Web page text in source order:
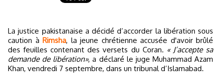
La justice pakistanaise a décidé d’accorder la libération sous
caution à Rimsha, la jeune chrétienne accusée d'avoir brûlé
des feuilles contenant des versets du Coran. « J’accepte sa
demande de libération», a déclaré le juge Muhammad Azam
Khan, vendredi 7 septembre, dans un tribunal d’Islamabad.